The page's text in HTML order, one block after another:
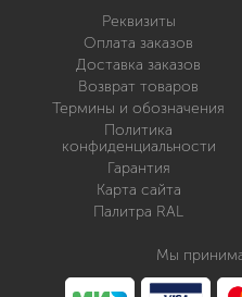
Реквизиты
Оплата заказов
Доставка заказов
Возврат товаров
Термины и обозначения
Политика
конфиденциальности
Гарантия
Карта сайта
Палитра RAL
Мы